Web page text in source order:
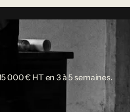
000 € HT en 3 à 5 semaines.